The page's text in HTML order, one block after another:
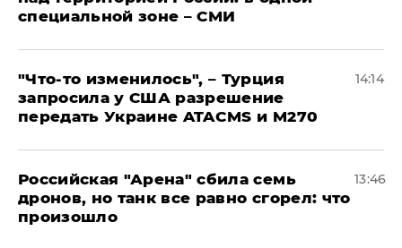
специальной зоне – СМИ
​"Что-то изменилось", – Турция
запросила у США разрешение
передать Украине ATACMS и M270
14:14
​Российская "Арена" сбила семь
дронов, но танк все равно сгорел: что
произошло
13:46